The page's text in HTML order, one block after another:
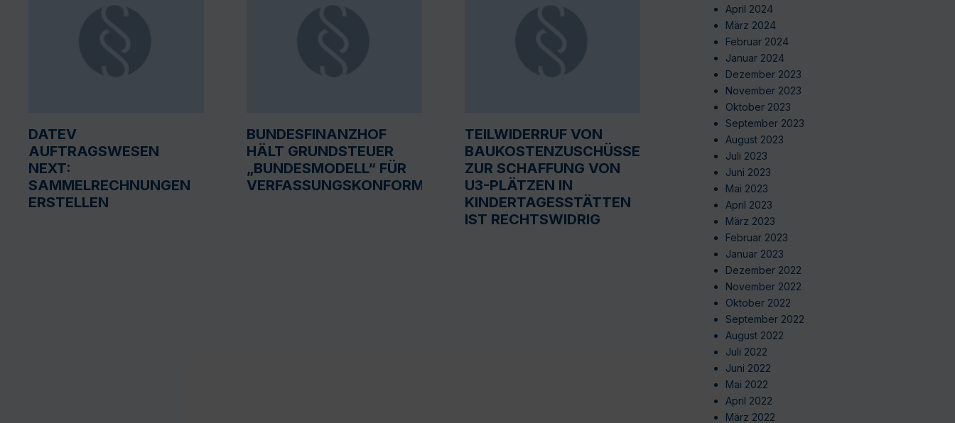
DATEV
AUFTRAGSWESEN
NEXT:
SAMMELRECHNUNGEN
ERSTELLEN
BUNDESFINANZHOF
HÄLT GRUNDSTEUER
„BUNDESMODELL“ FÜR
VERFASSUNGSKONFORM
TEILWIDERRUF VON
BAUKOSTENZUSCHÜSSEN
ZUR SCHAFFUNG VON
U3-PLÄTZEN IN
KINDERTAGESSTÄTTEN
IST RECHTSWIDRIG
April 2024
März 2024
Februar 2024
Januar 2024
Dezember 2023
November 2023
Oktober 2023
September 2023
August 2023
Juli 2023
Juni 2023
Mai 2023
April 2023
März 2023
Februar 2023
Januar 2023
Dezember 2022
November 2022
Oktober 2022
September 2022
August 2022
Juli 2022
Juni 2022
Mai 2022
April 2022
März 2022